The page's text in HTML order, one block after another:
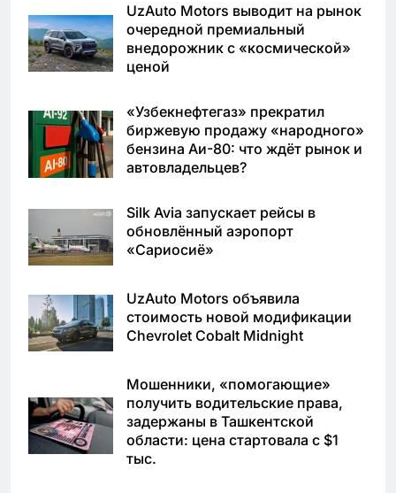
UzAuto Motors выводит на рынок
очередной премиальный
внедорожник с «космической»
ценой
«Узбекнефтегаз» прекратил
биржевую продажу «народного»
бензина Аи-80: что ждёт рынок и
автовладельцев?
Silk Avia запускает рейсы в
обновлённый аэропорт
«Сариосиё»
UzAuto Motors объявила
стоимость новой модификации
Chevrolet Cobalt Midnight
Мошенники, «помогающие»
получить водительские права,
задержаны в Ташкентской
области: цена стартовала с $1
тыс.